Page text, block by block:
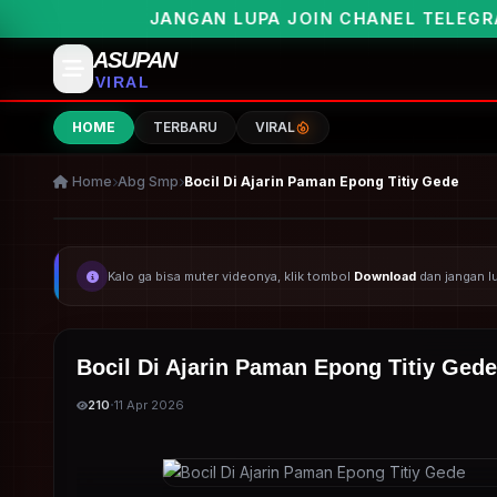
LUPA JOIN CHANEL TELEGRAMNYA UNTUK
ASUPAN
VIRAL
HOME TERBARU VIRAL
Home Abg Smp Bocil Di Ajarin Paman Epong Titiy Gede
Kalo ga bisa muter videonya, klik tombol Download dan jangan
Bocil Di Ajarin Paman Epong Titiy Gede
210·11 Apr 2026